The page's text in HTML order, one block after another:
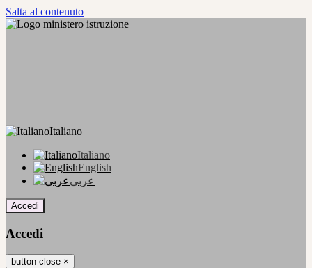
Salta al contenuto
Italiano
Italiano
English
عربى
Accedi
Accedi
button close ×